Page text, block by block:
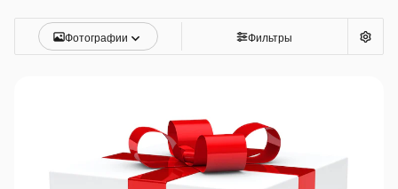
Фотографии Фильтры